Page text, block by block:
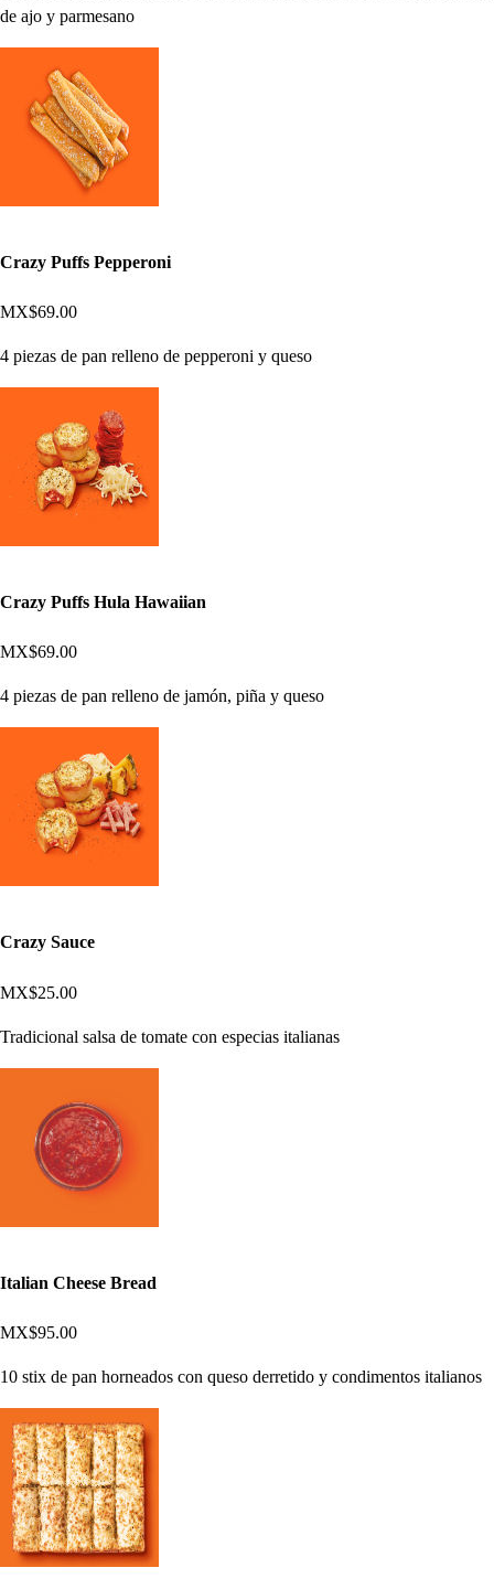
de ajo y parmesano
Crazy Puffs Pepperoni
MX$69.00
4 piezas de pan relleno de pepperoni y queso
Crazy Puffs Hula Hawaiian
MX$69.00
4 piezas de pan relleno de jamón, piña y queso
Crazy Sauce
MX$25.00
Tradicional salsa de tomate con especias italianas
Italian Cheese Bread
MX$95.00
10 stix de pan horneados con queso derretido y condimentos italianos